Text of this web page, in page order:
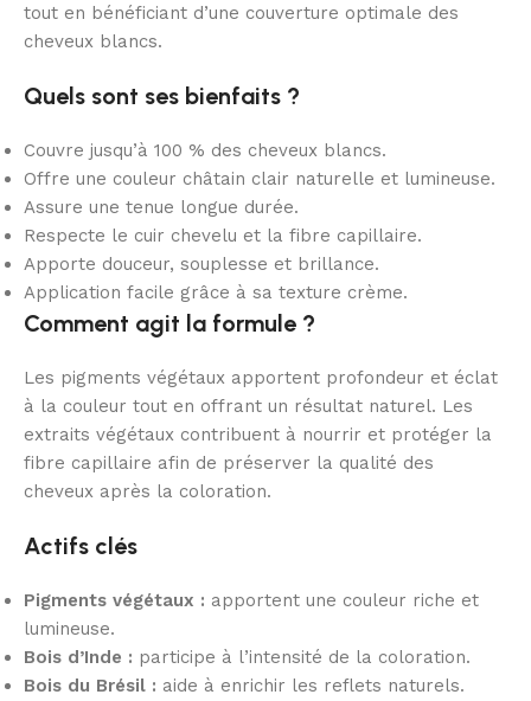
tout en bénéficiant d’une couverture optimale des
cheveux blancs.
Quels sont ses bienfaits ?
Couvre jusqu’à 100 % des cheveux blancs.
Offre une couleur châtain clair naturelle et lumineuse.
Assure une tenue longue durée.
Respecte le cuir chevelu et la fibre capillaire.
Apporte douceur, souplesse et brillance.
Application facile grâce à sa texture crème.
Comment agit la formule ?
Les pigments végétaux apportent profondeur et éclat
à la couleur tout en offrant un résultat naturel. Les
extraits végétaux contribuent à nourrir et protéger la
fibre capillaire afin de préserver la qualité des
cheveux après la coloration.
Actifs clés
Pigments végétaux : apportent une couleur riche et
lumineuse.
Bois d’Inde : participe à l’intensité de la coloration.
Bois du Brésil : aide à enrichir les reflets naturels.